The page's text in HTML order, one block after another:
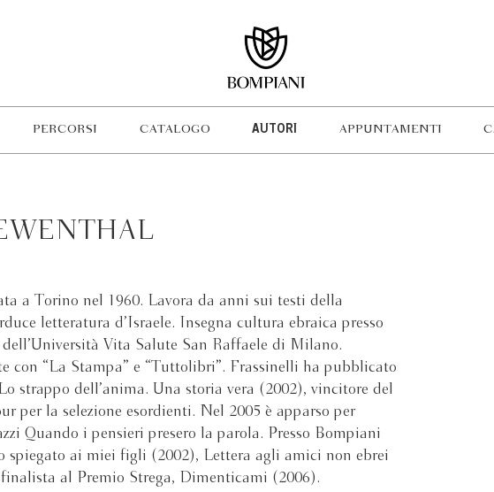
PERCORSI CATALOGO AUTORI APPUNTAMENTI
a Torino nel 1960. Lavora da anni sui testi della
letteratura d’Israele. Insegna cultura ebraica presso
Vita Salute San Raffaele di Milano.
con “La Stampa” e “Tuttolibri”. Frassinelli ha pubblicato
strappo dell’anima. Una storia vera (2002), vincitore del
per la selezione esordienti. Nel 2005 è apparso per
Quando i pensieri presero la parola. Presso Bompiani
spiegato ai miei figli (2002), Lettera agli amici non ebrei
al Premio Strega, Dimenticami (2006).